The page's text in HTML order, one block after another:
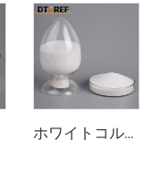
ホワイトコルンダム粉末